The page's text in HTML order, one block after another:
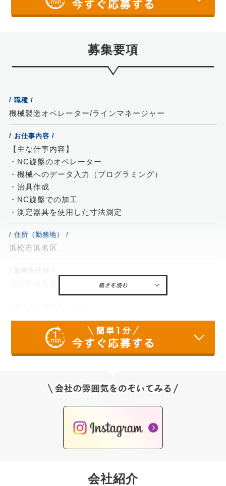
募集要項
/ 職種 /
機械製造オペレーター/ラインマネージャー
/ お仕事内容 /
【主な仕事内容】
・NC旋盤のオペレーター
・機械へのデータ入力（プログラミング）
・治具作成
・NC旋盤での加工
・測定器具を使用した寸法測定
/ 住所（勤務地） /
浜松市浜名区
/ 勤務先住所 /
株式会社ジーアクト本社
基本給/190,000円～250,000円
社内規定額支給
通勤手当、皆勤手当
会社紹介